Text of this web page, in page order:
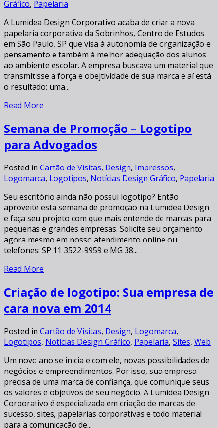
Gráfico, Papelaria
A Lumidea Design Corporativo acaba de criar a nova
papelaria corporativa da Sobrinhos, Centro de Estudos
em São Paulo, SP que visa à autonomia de organização e
pensamento e também à melhor adequação dos alunos
ao ambiente escolar. A empresa buscava um material que
transmitisse a força e obejtividade de sua marca e aí está
o resultado: uma...
Read More
Semana de Promoção – Logotipo
para Advogados
Posted in Cartão de Visitas, Design, Impressos,
Logomarca, Logotipos, Notícias Design Gráfico, Papelaria
Seu escritório ainda não possui logotipo? Então
aproveite esta semana de promoção na Lumidea Design
e faça seu projeto com que mais entende de marcas para
pequenas e grandes empresas. Solicite seu orçamento
agora mesmo em nosso atendimento online ou
telefones: SP 11 3522-9959 e MG 38...
Read More
Criação de logotipo: Sua empresa de
cara nova em 2014
Posted in Cartão de Visitas, Design, Logomarca,
Logotipos, Notícias Design Gráfico, Papelaria, Sites, Web
Um novo ano se inicia e com ele, novas possibilidades de
negócios e empreendimentos. Por isso, sua empresa
precisa de uma marca de confiança, que comunique seus
os valores e objetivos de seu negócio. A Lumidea Design
Corporativo é especializada em criação de marcas de
sucesso, sites, papelarias corporativas e todo material
para a comunicação de...